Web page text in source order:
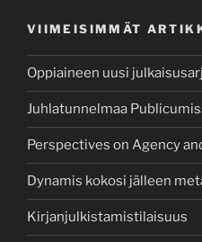
VIIMEISIMMÄT
Oppiaineen uusi
Juhlatunnelmaa
Perspectives on Agency
Dynamis kokosi jälleen
Kirjanjulkistamistilaisuus